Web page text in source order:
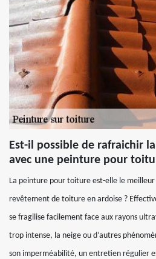
Est-il possible de rafraichir
avec une peinture pour
La peinture pour toiture est-elle le
revêtement de toiture en ardoise ?
se fragilise facilement face aux rayons
trop intense, la neige ou d’autres
son imperméabilité, un entretien régulier